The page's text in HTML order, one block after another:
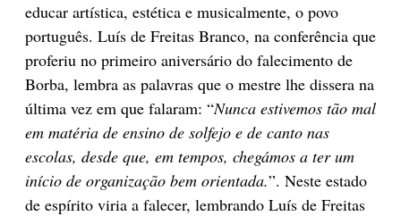
educar artística, estética e musicalmente, o povo
português. Luís de Freitas Branco, na conferência que
proferiu no primeiro aniversário do falecimento de
Borba, lembra as palavras que o mestre lhe dissera na
última vez em que falaram: “Nunca estivemos tão mal
em matéria de ensino de solfejo e de canto nas
escolas, desde que, em tempos, chegámos a ter um
início de organização bem orientada.”. Neste estado
de espírito viria a falecer, lembrando Luís de Freitas